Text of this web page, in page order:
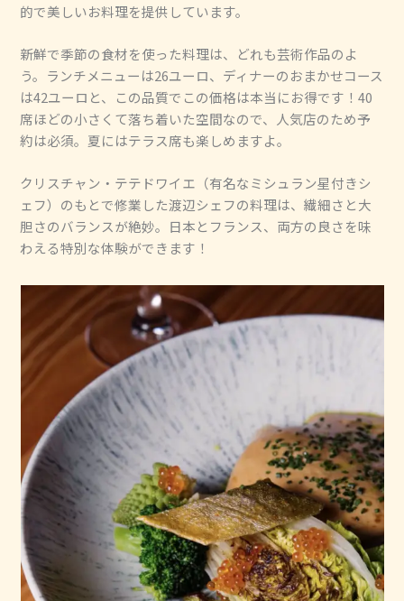
的で美しいお料理を提供しています。
新鮮で季節の食材を使った料理は、どれも芸術作品のよ
う。ランチメニューは26ユーロ、ディナーのおまかせコース
は42ユーロと、この品質でこの価格は本当にお得です！40
席ほどの小さくて落ち着いた空間なので、人気店のため予
約は必須。夏にはテラス席も楽しめますよ。
クリスチャン・テテドワイエ（有名なミシュラン星付きシ
ェフ）のもとで修業した渡辺シェフの料理は、繊細さと大
胆さのバランスが絶妙。日本とフランス、両方の良さを味
わえる特別な体験ができます！